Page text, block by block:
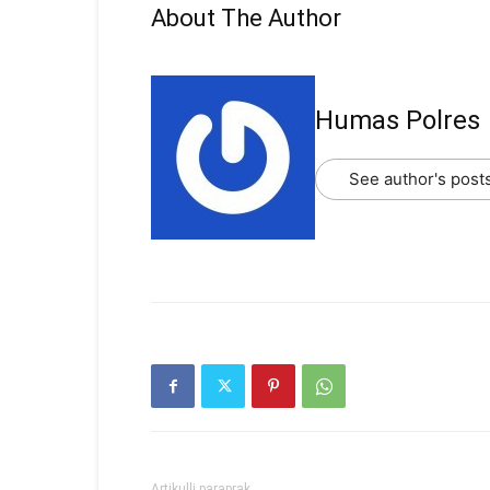
About The Author
Humas Polres
See author's